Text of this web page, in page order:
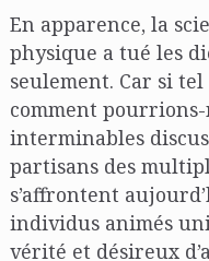
En apparence, la
physique a tué les
seulement. Car si
comment
interminables
partisans des
s’affrontent
individus animés
vérité et désireux